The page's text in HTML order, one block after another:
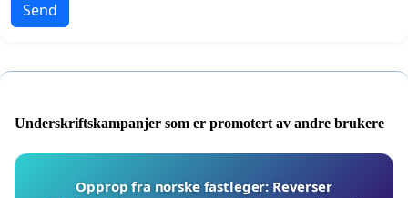
Send
Underskriftskampanjer som er promotert av andre brukere
Opprop fra norske fastleger: Reverser